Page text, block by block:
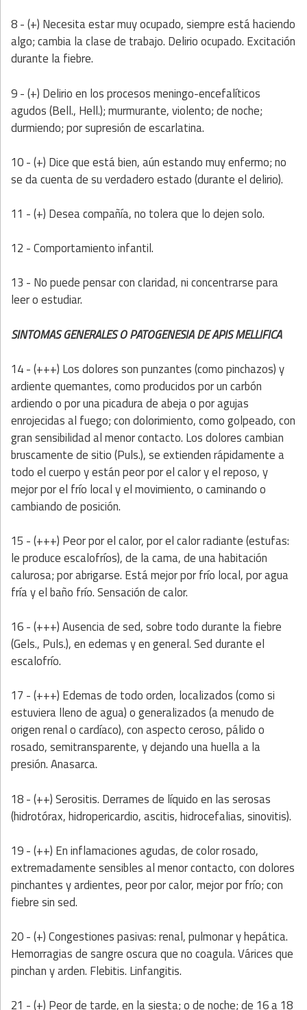
8 - (+) Necesita estar muy ocupado, siempre está haciendo
algo; cambia la clase de trabajo. Delirio ocupado. Excitación
durante la fiebre.
9 - (+) Delirio en los procesos meningo-encefalíticos
agudos (Bell., Hell.); murmurante, violento; de noche;
durmiendo; por supresión de escarlatina.
10 - (+) Dice que está bien, aún estando muy enfermo; no
se da cuenta de su verdadero estado (durante el delirio).
11 - (+) Desea compañía, no tolera que lo dejen solo.
12 - Comportamiento infantil.
13 - No puede pensar con claridad, ni concentrarse para
leer o estudiar.
SINTOMAS GENERALES O PATOGENESIA DE APIS MELLIFICA
14 - (+++) Los dolores son punzantes (como pinchazos) y
ardiente quemantes, como producidos por un carbón
ardiendo o por una picadura de abeja o por agujas
enrojecidas al fuego; con dolorimiento, como golpeado, con
gran sensibilidad al menor contacto. Los dolores cambian
bruscamente de sitio (Puls.), se extienden rápidamente a
todo el cuerpo y están peor por el calor y el reposo, y
mejor por el frío local y el movimiento, o caminando o
cambiando de posición.
15 - (+++) Peor por el calor, por el calor radiante (estufas:
le produce escalofríos), de la cama, de una habitación
calurosa; por abrigarse. Está mejor por frío local, por agua
fría y el baño frío. Sensación de calor.
16 - (+++) Ausencia de sed, sobre todo durante la fiebre
(Gels., Puls.), en edemas y en general. Sed durante el
escalofrío.
17 - (+++) Edemas de todo orden, localizados (como si
estuviera lleno de agua) o generalizados (a menudo de
origen renal o cardíaco), con aspecto ceroso, pálido o
rosado, semitransparente, y dejando una huella a la
presión. Anasarca.
18 - (++) Serositis. Derrames de líquido en las serosas
(hidrotórax, hidropericardio, ascitis, hidrocefalias, sinovitis).
19 - (++) En inflamaciones agudas, de color rosado,
extremadamente sensibles al menor contacto, con dolores
pinchantes y ardientes, peor por calor, mejor por frío; con
fiebre sin sed.
20 - (+) Congestiones pasivas: renal, pulmonar y hepática.
Hemorragias de sangre oscura que no coagula. Várices que
pinchan y arden. Flebitis. Linfangitis.
21 - (+) Peor de tarde, en la siesta; o de noche; de 16 a 18